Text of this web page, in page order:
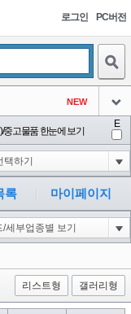
로그인 PC버전
NEW
아이콘
아이콘
아이콘
1
아이콘
1
중고물품 한눈에 보기
E
록 마이페이지
리스트형 갤러리형